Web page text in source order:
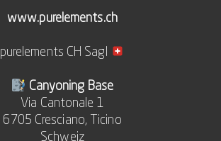
www.purelements.ch
purelements CH Sagl
Canyoning Base
Via Cantonale 1
6705 Cresciano, Ticino
Schweiz